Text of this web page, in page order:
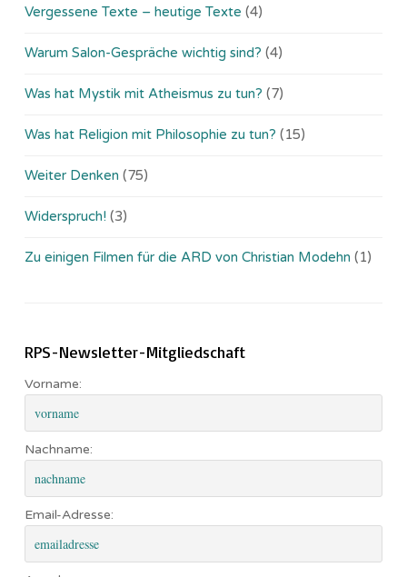
Vergessene Texte – heutige Texte (4)
Warum Salon-Gespräche wichtig sind? (4)
Was hat Mystik mit Atheismus zu tun? (7)
Was hat Religion mit Philosophie zu tun? (15)
Weiter Denken (75)
Widerspruch! (3)
Zu einigen Filmen für die ARD von Christian Modehn (1)
RPS-Newsletter-Mitgliedschaft
Vorname:
Nachname:
Email-Adresse: